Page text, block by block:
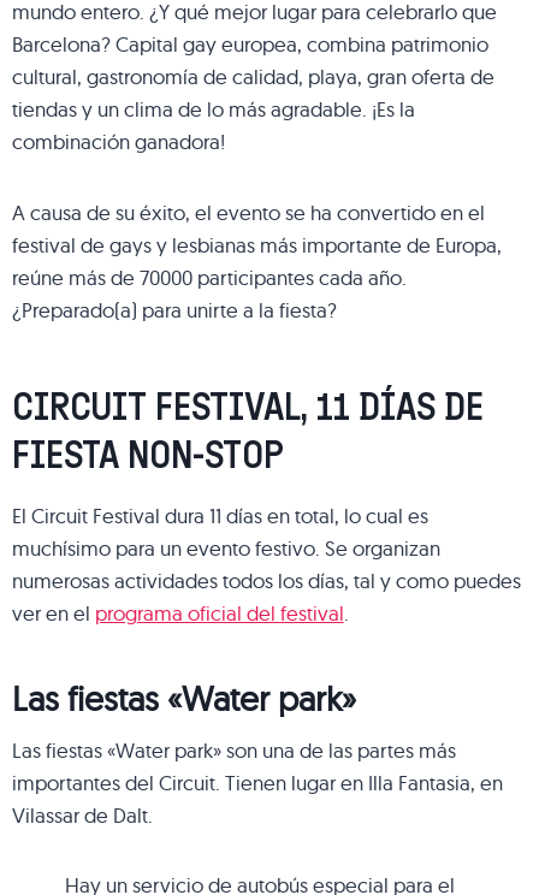
mundo entero. ¿Y qué mejor lugar para celebrarlo que
Barcelona? Capital gay europea, combina patrimonio
cultural, gastronomía de calidad, playa, gran oferta de
tiendas y un clima de lo más agradable. ¡Es la
combinación ganadora!
A causa de su éxito, el evento se ha convertido en el
festival de gays y lesbianas más importante de Europa,
reúne más de 70000 participantes cada año.
¿Preparado(a) para unirte a la fiesta?
CIRCUIT FESTIVAL, 11 DÍAS DE
FIESTA NON-STOP
El Circuit Festival dura 11 días en total, lo cual es
muchísimo para un evento festivo. Se organizan
numerosas actividades todos los días, tal y como puedes
ver en el programa oficial del festival
Las fiestas «Water park»
Las fiestas «Water park» son una de las partes más
importantes del Circuit. Tienen lugar en Illa Fantasia, en
Vilassar de Dalt.
Hay un servicio de autobús especial para el